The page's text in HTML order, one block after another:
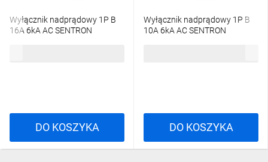
serii 5SL6?
zwarciom
Zmniejsza ryzyko podczas zwarcia, niezwłocznie wyłączając
Wyłącznik nadprądowy 1P B
16A 6kA AC SENTRON
DO KOSZYKA
Wyłącznik nadprądowy 1P B
10A 6kA AC SENTRON
DO KOSZYKA